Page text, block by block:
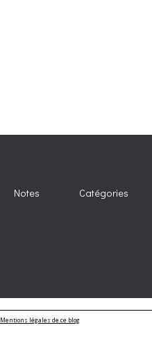
Notes Catégories
Mentions légales de ce blog